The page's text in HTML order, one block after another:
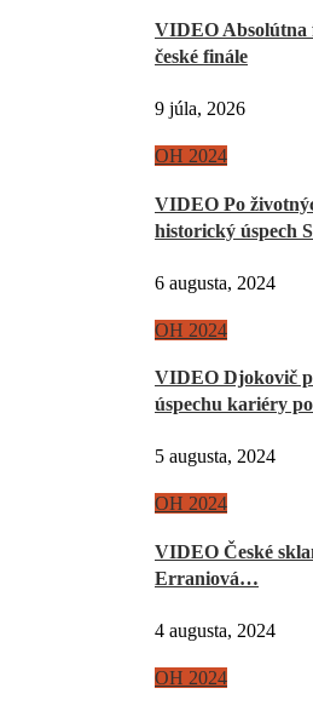
VIDEO Absolútna
české finále
9 júla, 2026
OH 2024
VIDEO Po
historický úspech
6 augusta, 2024
OH 2024
VIDEO Djokovič
úspechu kariéry
5 augusta, 2024
OH 2024
VIDEO České
Erraniová…
4 augusta, 2024
OH 2024